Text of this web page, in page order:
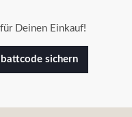
Deinen Einkauf!
sichern